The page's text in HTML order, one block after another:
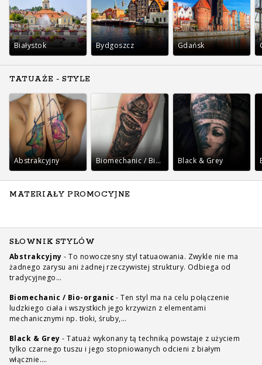
Białystok Bydgoszcz Gdańsk
TATUAŻE - STYLE
Abstrakcyjny Biomechanic / Bio-organic Black & Grey
MATERIAŁY PROMOCYJNE
SŁOWNIK STYLÓW
Abstrakcyjny - To nowoczesny styl tatuaowania. Zwykle nie ma
żadnego zarysu ani żadnej rzeczywistej struktury. Odbiega od
tradycyjnego…
Biomechanic / Bio-organic - Ten styl ma na celu połączenie
ludzkiego ciała i wszystkich jego krzywizn z elementami
mechanicznymi np. tłoki, śruby,…
Black & Grey - Tatuaż wykonany tą techniką powstaje z użyciem
tylko czarnego tuszu i jego stopniowanych odcieni z białym
włącznie.…